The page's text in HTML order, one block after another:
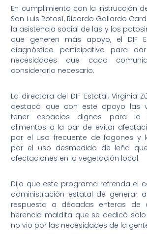
En cumplimiento con la instrucción
San Luis Potosí, Ricardo Gallardo
la asistencia social de las y los
que generen más apoyo, el DIF
diagnóstico participativo para
necesidades que cada
considerarlo necesario.
La directora del DIF Estatal, Virginia
destacó que con este apoyo las
tener espacios dignos para la
alimentos a la par de evitar
por el uso frecuente de fogones y
por el uso desmedido de leña
afectaciones en la vegetación local.
Dijo que este programa refrenda el
administración estatal de generar
respuesta a décadas enteras de
herencia maldita que se dedicó
no vio por las necesidades de la